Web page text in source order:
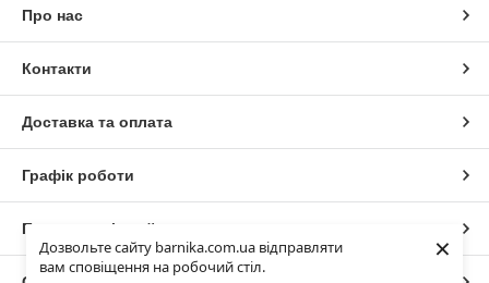
Дозвольте сайту barnika.com.ua відправляти
вам сповіщення на робочий стіл.
×
Про нас
Контакти
Доставка та оплата
Графік роботи
Повна версія сайту